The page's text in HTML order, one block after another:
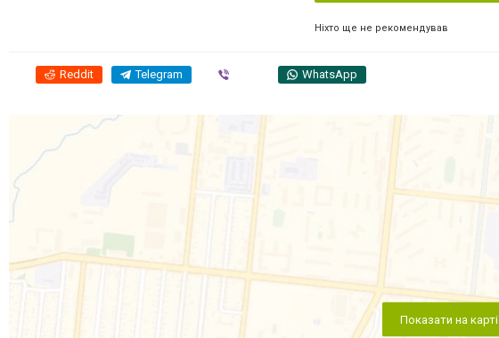
Ніхто ще не рекомендував
Reddit Telegram WhatsApp
Показати на карті